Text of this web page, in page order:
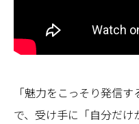
「魅力をこっそり発信
で、受け手に「自分だ